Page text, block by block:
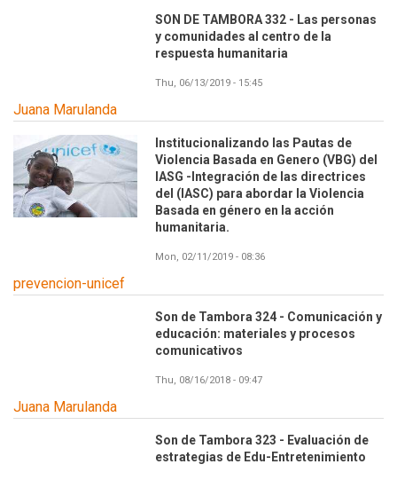
SON DE TAMBORA 332 - Las personas
y comunidades al centro de la
respuesta humanitaria
Thu, 06/13/2019 - 15:45
Juana Marulanda
Institucionalizando las Pautas de
Violencia Basada en Genero (VBG) del
IASG -Integración de las directrices
del (IASC) para abordar la Violencia
Basada en género en la acción
humanitaria.
Mon, 02/11/2019 - 08:36
prevencion-unicef
Son de Tambora 324 - Comunicación y
educación: materiales y procesos
comunicativos
Thu, 08/16/2018 - 09:47
Juana Marulanda
Son de Tambora 323 - Evaluación de
estrategias de Edu-Entretenimiento